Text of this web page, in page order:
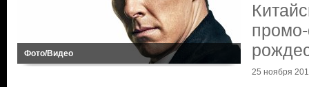
Фото/Видео
25 ноября